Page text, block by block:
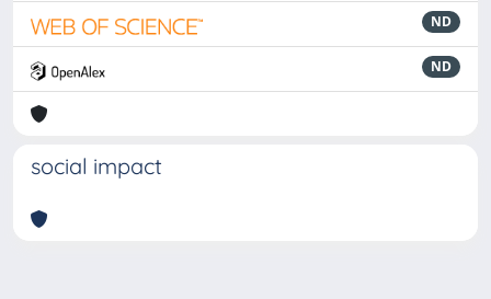
ND
ND
social impact